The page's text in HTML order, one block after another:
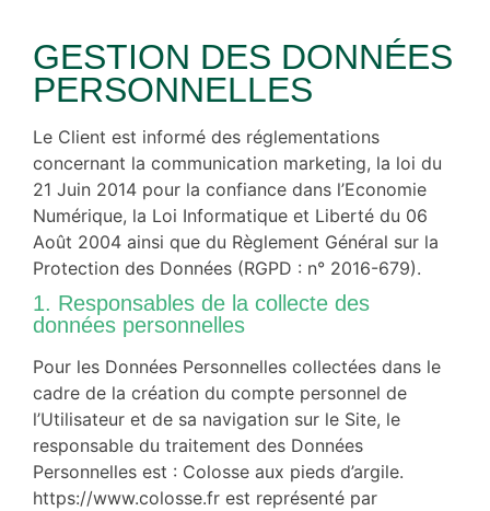
GESTION DES DONNÉES
PERSONNELLES
Le Client est informé des réglementations
concernant la communication marketing, la loi du
21 Juin 2014 pour la confiance dans l’Economie
Numérique, la Loi Informatique et Liberté du 06
Août 2004 ainsi que du Règlement Général sur la
Protection des Données (RGPD : n° 2016-679).
1. Responsables de la collecte des
données personnelles
Pour les Données Personnelles collectées dans le
cadre de la création du compte personnel de
l’Utilisateur et de sa navigation sur le Site, le
responsable du traitement des Données
Personnelles est : Colosse aux pieds d’argile.
https://www.colosse.fr est représenté par